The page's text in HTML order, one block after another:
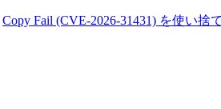
Copy Fail (CVE-2026-31431) を使い